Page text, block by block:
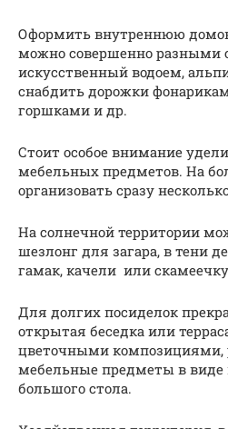
Оформить внутреннюю
можно совершенно разными
искусственный водоем,
снабдить дорожки
горшками и др.
Стоит особое внимание
мебельных предметов. На
организовать сразу
На солнечной территории
шезлонг для загара, в тени
гамак, качели или
Для долгих посиделок
открытая беседка или
цветочными композициями,
мебельные предметы в виде
большого стола.